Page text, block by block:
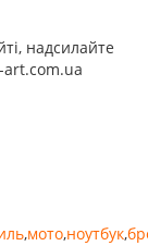
надсилайте
,мото,ноутбук,